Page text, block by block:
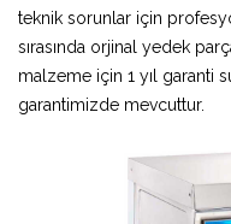
teknik sorunlar için
sırasında orjinal yedek
malzeme için 1 yıl garanti
garantimizde mevcuttur.